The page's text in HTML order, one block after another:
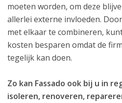
moeten worden, om deze
allerlei externe invloeden.
met elkaar te combineren,
kosten besparen omdat de
tegelijk kan doen.
Zo kan Fassado ook bij u in
isoleren, renoveren,